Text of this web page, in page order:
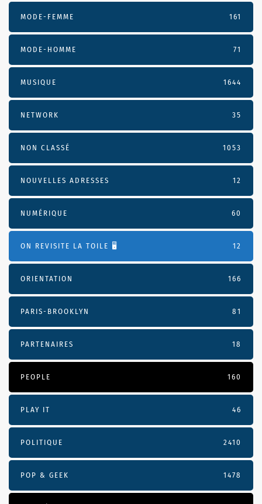
MODE-FEMME 161
MODE-HOMME 71
MUSIQUE 1644
NETWORK 35
NON CLASSÉ 1053
NOUVELLES ADRESSES 12
NUMÉRIQUE 60
ON REVISITE LA TOILE 🖥️ 12
ORIENTATION 166
PARIS-BROOKLYN 81
PARTENAIRES 18
PEOPLE 160
PLAY IT 46
POLITIQUE 2410
POP & GEEK 1478